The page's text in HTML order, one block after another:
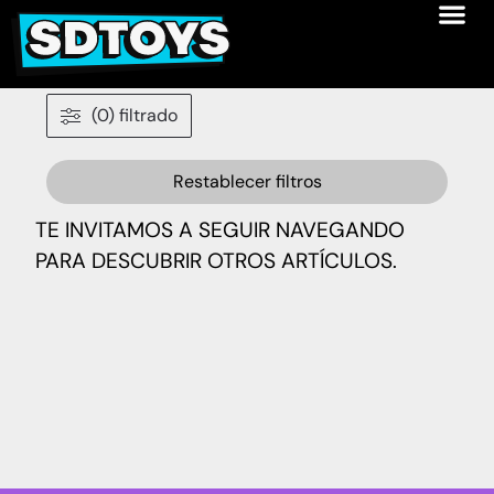
(0) filtrado
Restablecer filtros
TE INVITAMOS A SEGUIR NAVEGANDO
PARA DESCUBRIR OTROS ARTÍCULOS.